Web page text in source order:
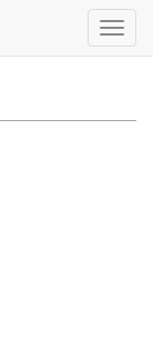
Toggle